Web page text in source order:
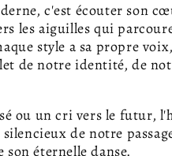
c'est écouter son
les aiguilles qui
style a sa propre
de notre identité, de
ou un cri vers le futur,
de notre
éternelle danse.